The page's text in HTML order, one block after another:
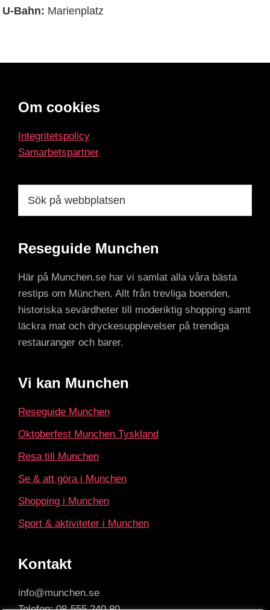
U-Bahn: Marienplatz
Footer
Om cookies
Integritetspolicy
Samarbetspartner
Reseguide Munchen
Här på Munchen.se har vi samlat alla våra bästa
restips om München. Allt från trevliga boenden,
historiska sevärdheter till moderiktig shopping samt
läckra mat och dryckesupplevelser på trendiga
restauranger och barer.
Vi kan Munchen
Reseguide Munchen
Oktoberfest Munchen Tyskland
Resa till Munchen
Se & att göra i Munchen
Shopping i Munchen
Sport & aktiviteter i Munchen
Kontakt
info@munchen.se